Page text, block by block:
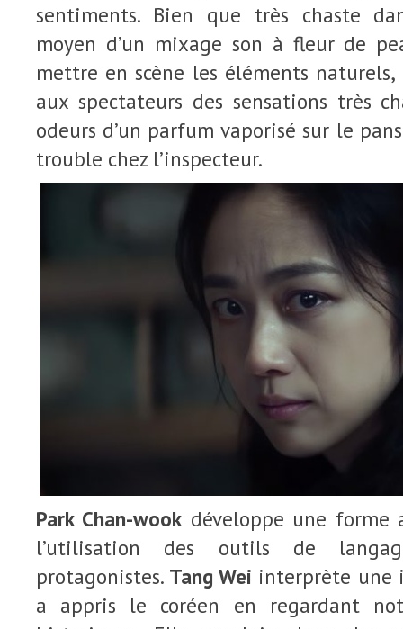
sentiments. Bien que très chaste
moyen d’un mixage son à fleur de
mettre en scène les éléments
aux spectateurs des sensations très
odeurs d’un parfum vaporisé sur le
trouble chez l’inspecteur.
Park Chan-wook développe une forme
l’utilisation des outils de
protagonistes. Tang Wei interprète une
a appris le coréen en regardant